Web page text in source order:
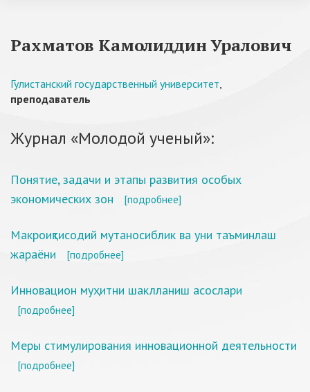
Рахматов Камолиддин Уралович
Гулистанский государственный университет,
преподаватель
Журнал «Молодой ученый»:
Понятие, задачи и этапы развития особых
экономических зон
[подробнее]
Макроиқтисодий мутаносиблик ва уни таъминлаш
жараёни
[подробнее]
Инновацион муҳитни шаклланиш асослари
[подробнее]
Меры стимулирования инновационной деятельности
[подробнее]